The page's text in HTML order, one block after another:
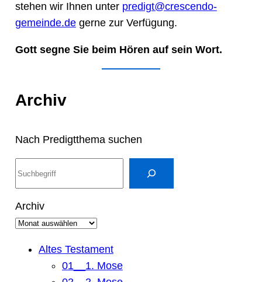
stehen wir Ihnen unter predigt@crescendo-
gemeinde.degerne zur Verfügung.
Gott segne Sie beim Hören auf sein Wort.
Archiv
Nach Predigtthema suchen
h
e
Archiv
Altes Testament
01__1. Mose